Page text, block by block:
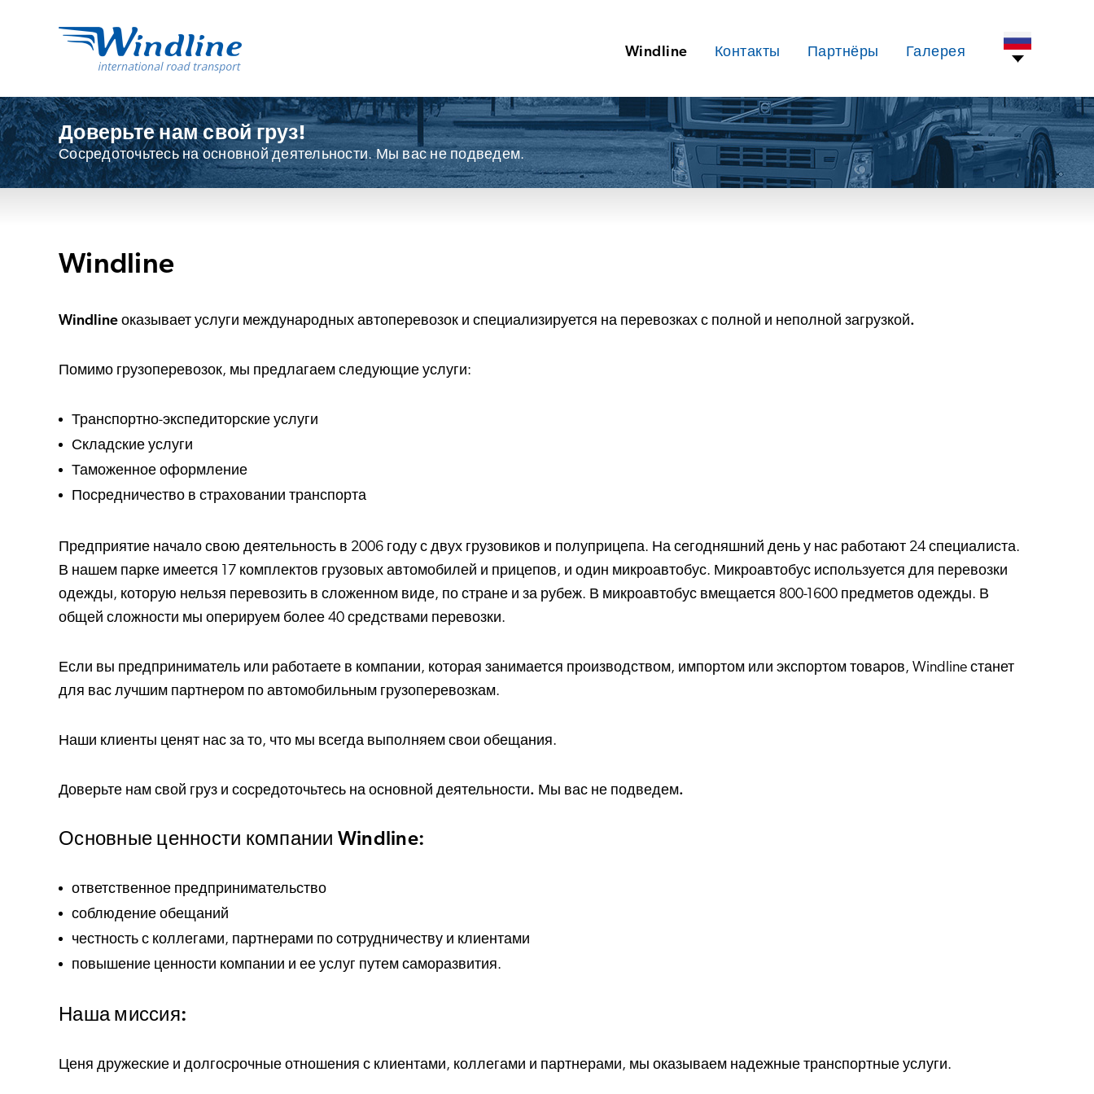
Windline Контакты Партнёры Галерея
Доверьте нам свой груз!
Сосредоточьтесь на основной деятельности. Мы вас не подведем.
Windline
Windline оказывает услуги международных автоперевозок и специализируется на перевозках с полной и неполной загрузкой.
Помимо грузоперевозок, мы предлагаем следующие услуги:
Транспортно-экспедиторские услуги
Складские услуги
Таможенное оформление
Посредничество в страховании транспорта
Предприятие начало свою деятельность в 2006 году с двух грузовиков и полуприцепа. На сегодняшний день у нас работают 24 специалиста.
В нашем парке имеется 17 комплектов грузовых автомобилей и прицепов, и один микроавтобус. Микроавтобус используется для перевозки
одежды, которую нельзя перевозить в сложенном виде, по стране и за рубеж. В микроавтобус вмещается 800-1600 предметов одежды. В
общей сложности мы оперируем более 40 средствами перевозки.
Если вы предприниматель или работаете в компании, которая занимается производством, импортом или экспортом товаров, Windline станет
для вас лучшим партнером по автомобильным грузоперевозкам.
Наши клиенты ценят нас за то, что мы всегда выполняем свои обещания.
Доверьте нам свой груз и сосредоточьтесь на основной деятельности. Мы вас не подведем.
Основные ценности компании Windline:
ответственное предпринимательство
соблюдение обещаний
честность с коллегами, партнерами по сотрудничеству и клиентами
повышение ценности компании и ее услуг путем саморазвития.
Наша миссия:
Ценя дружеские и долгосрочные отношения с клиентами, коллегами и партнерами, мы оказываем надежные транспортные услуги.